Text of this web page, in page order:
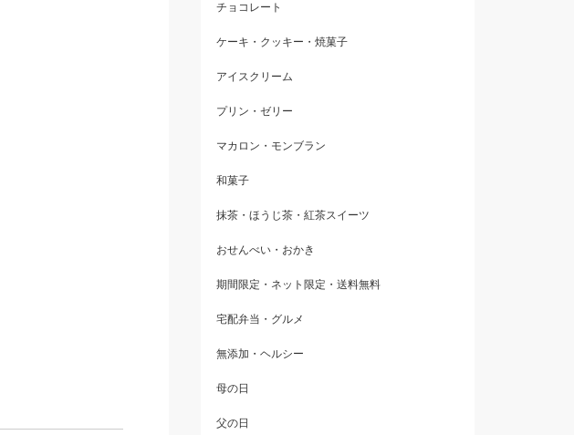
チョコレート
ケーキ・クッキー・焼菓子
アイスクリーム
プリン・ゼリー
マカロン・モンブラン
和菓子
抹茶・ほうじ茶・紅茶スイーツ
おせんべい・おかき
期間限定・ネット限定・送料無料
宅配弁当・グルメ
無添加・ヘルシー
母の日
父の日